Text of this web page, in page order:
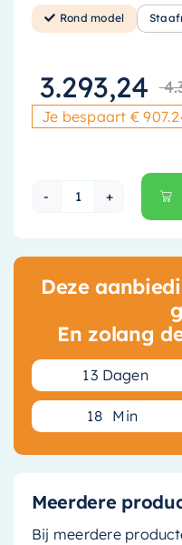
Rond model
3.293,24
Je bespaart €
Hotbath
Deze
En zolang
13 Dagen
18 Min
Meerdere
Bij meerdere